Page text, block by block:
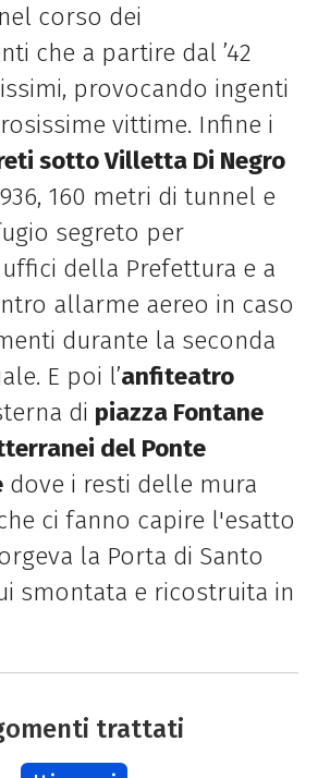
corso dei
che a partire dal ’42
provocando ingenti
vittime. Infine i
sotto Villetta Di Negro
160 metri di tunnel e
segreto per
della Prefettura e a
allarme aereo in caso
durante la seconda
E poi l’anfiteatro
di piazza Fontane
del Ponte
dove i resti delle mura
ci fanno capire l'esatto
la Porta di Santo
smontata e ricostruita in
trattati